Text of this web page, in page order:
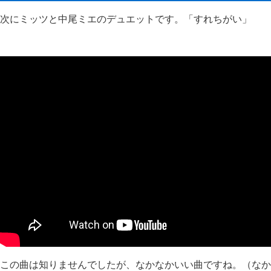
次にミッツと中尾ミエのデュエットです。「すれちがい」
この曲は知りませんでしたが、なかなかいい曲ですね。（なか